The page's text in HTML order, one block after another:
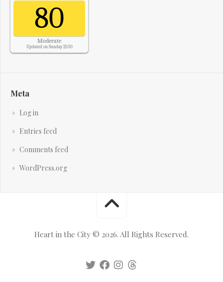
80
Moderate
Updated on Sunday 21:00
Meta
Log in
Entries feed
Comments feed
WordPress.org
Heart in the City © 2026. All Rights Reserved.